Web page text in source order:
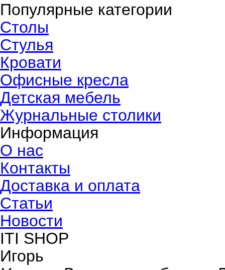
Популярные категории
Столы
Стулья
Кровати
Офисные кресла
Детская мебель
Журнальные столики
Информация
О нас
Контакты
Доставка и оплата
Статьи
Новости
ITI SHOP
Игорь